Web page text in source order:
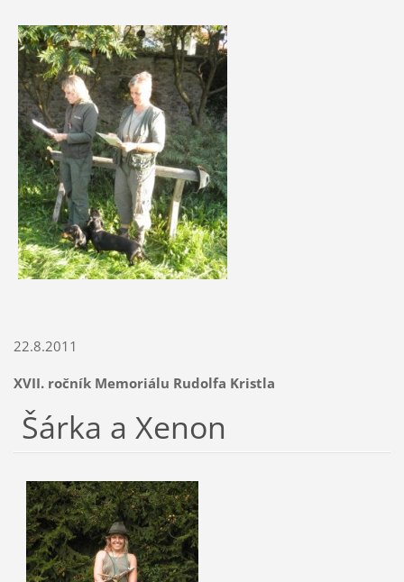
22.8.2011
XVII. ročník Memoriálu Rudolfa Kristla
Šárka a Xenon